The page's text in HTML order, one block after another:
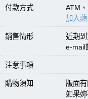
付款方式 ATM
加入
銷售情形
近期
e-mail
注意事項
購物須知 版面
如果